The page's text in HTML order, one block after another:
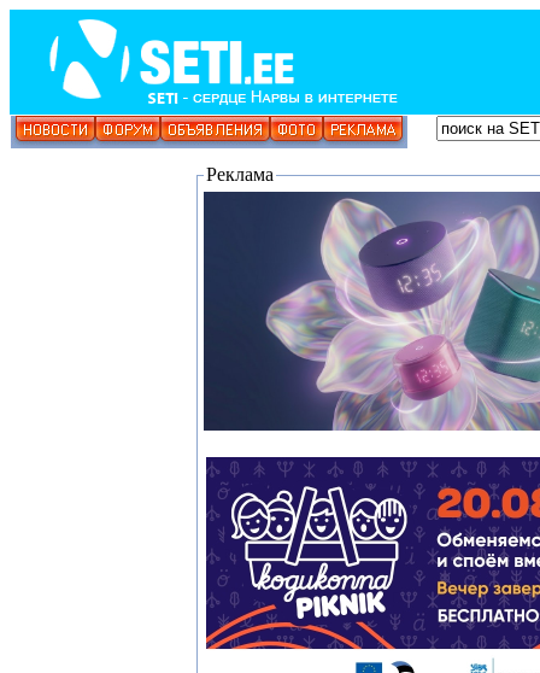
Реклама